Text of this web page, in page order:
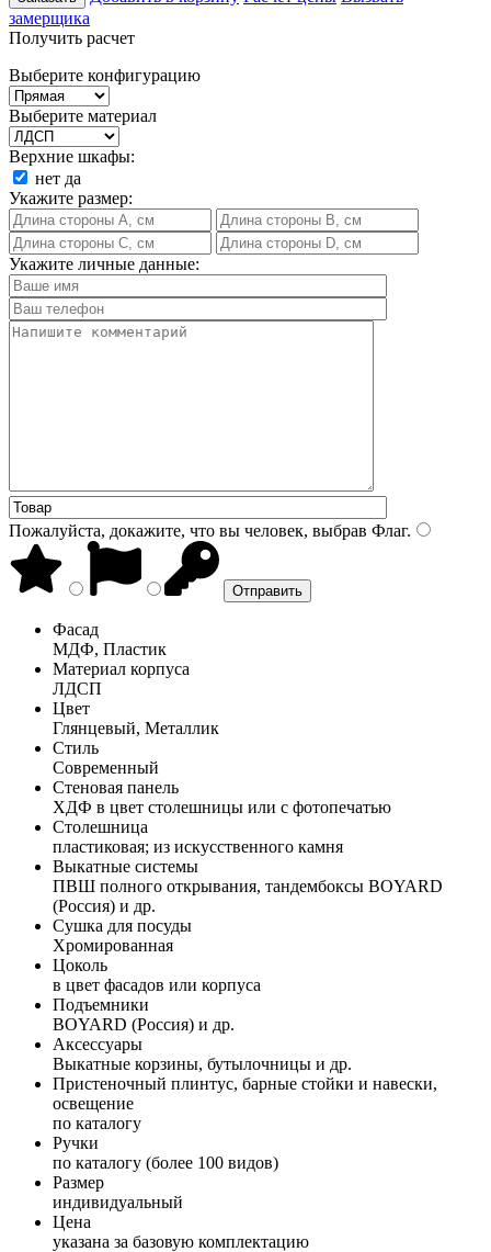
замерщика
Получить расчет
Выберите конфигурацию
Выберите материал
Верхние шкафы:
нет да
Укажите размер:
Укажите личные данные:
Пожалуйста, докажите, что вы человек, выбрав Флаг.
Фасад
МДФ, Пластик
Материал корпуса
ЛДСП
Цвет
Глянцевый, Металлик
Стиль
Современный
Стеновая панель
ХДФ в цвет столешницы или с фотопечатью
Столешница
пластиковая; из искусственного камня
Выкатные системы
ПВШ полного открывания, тандембоксы BOYARD
(Россия) и др.
Сушка для посуды
Хромированная
Цоколь
в цвет фасадов или корпуса
Подъемники
BOYARD (Россия) и др.
Аксессуары
Выкатные корзины, бутылочницы и др.
Пристеночный плинтус, барные стойки и навески,
освещение
по каталогу
Ручки
по каталогу (более 100 видов)
Размер
индивидуальный
Цена
указана за базовую комплектацию